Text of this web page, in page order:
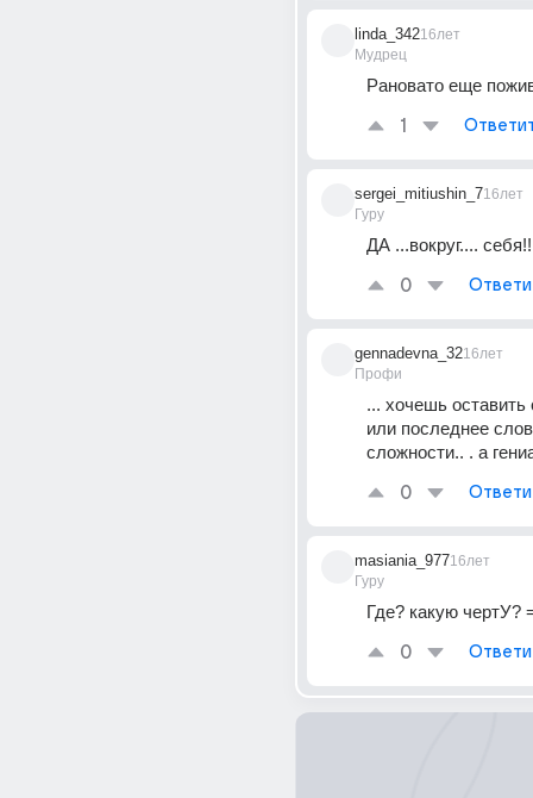
linda_342
Мудрец
16лет
Рановато еще
1
sergei_mitiushin_7
Гуру
16лет
ДА ...вокруг....
0
gennadevna_32
Профи
16лет
... хочешь оставить
или последнее
сложности.. . а
0
masiania_977
Гуру
16лет
Где? какую чертУ?
0